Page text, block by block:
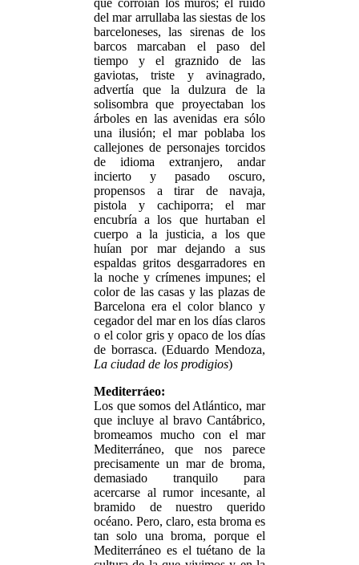
que corroían los muros; el ruido
del mar arrullaba las siestas de los
barceloneses, las sirenas de los
barcos marcaban el paso del
tiempo y el graznido de las
gaviotas, triste y avinagrado,
advertía que la dulzura de la
solisombra que proyectaban los
árboles en las avenidas era sólo
una ilusión; el mar poblaba los
callejones de personajes torcidos
de idioma extranjero, andar
incierto y pasado oscuro,
propensos a tirar de navaja,
pistola y cachiporra; el mar
encubría a los que hurtaban el
cuerpo a la justicia, a los que
huían por mar dejando a sus
espaldas gritos desgarradores en
la noche y crímenes impunes; el
color de las casas y las plazas de
Barcelona era el color blanco y
cegador del mar en los días claros
o el color gris y opaco de los días
de borrasca. (Eduardo Mendoza,
La ciudad de los prodigios)
Mediterráeo:
Los que somos del Atlántico, mar
que incluye al bravo Cantábrico,
bromeamos mucho con el mar
Mediterráneo, que nos parece
precisamente un mar de broma,
demasiado tranquilo para
acercarse al rumor incesante, al
bramido de nuestro querido
océano. Pero, claro, esta broma es
tan solo una broma, porque el
Mediterráneo es el tuétano de la